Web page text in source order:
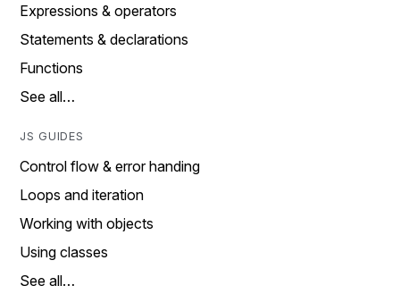
Expressions & operators
Statements & declarations
Functions
See all…
JS GUIDES
Control flow & error handing
Loops and iteration
Working with objects
Using classes
See all…